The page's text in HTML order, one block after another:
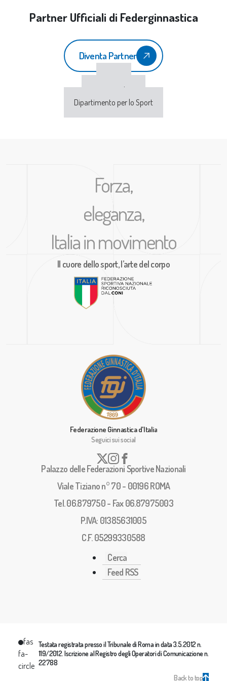
Partner Ufficiali di Federginnastica
Diventa Partner
Sport e Salute
Dipartimento per lo Sport
Forza,
eleganza,
Italia in movimento
Il cuore dello sport, l’arte del corpo
Federazione Ginnastica d'Italia
Seguici sui social
Palazzo delle Federazioni Sportive Nazionali
Viale Tiziano n° 70 - 00196 ROMA
Tel. 06.879750 - Fax 06.87975003
P.IVA: 01385631005
C.F. 05299330588
Cerca
Feed RSS
fas
fa-
circle
Testata registrata presso il Tribunale di Roma in data 3.5.2012 n.
119/2012. Iscrizione al Registro degli Operatori di Comunicazione n.
22788
Back to top